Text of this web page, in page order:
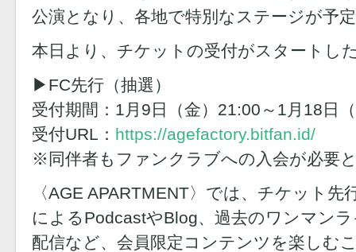
公演となり、各地で特別なステージが予
本日より、チケットの受付がスタートし
▶︎FC先行（抽選）
受付期間：1月9日（金）21:00～1月18日
受付URL： https://agefactory.bitfan.id/
※同伴者もファンクラブへの入会が必要
〈AGE APARTMENT〉では、チケット
によるPodcastやBlog、過去のワンマン
配信など、会員限定コンテンツを楽しむ